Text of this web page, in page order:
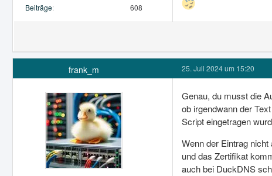
Beiträge
608
frank_m 25. Juli 2024 um 15:20
Genau, du musst die
ob irgendwann der
Script eingetragen
Wenn der Eintrag
und das Zertifikat
auch bei DuckDNS